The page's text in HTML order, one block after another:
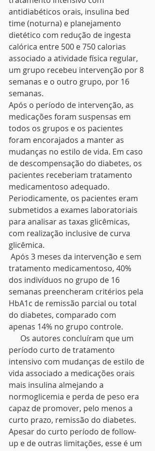
antidiabéticos orais, insulina bed
time (noturna) e planejamento
dietético com redução de ingesta
calórica entre 500 e 750 calorias
associado a atividade física regular,
um grupo recebeu intervenção por 8
semanas e o outro grupo, por 16
semanas.
Após o período de intervenção, as
medicações foram suspensas em
todos os grupos e os pacientes
foram encorajados a manter as
mudanças no estilo de vida. Em caso
de descompensação do diabetes, os
pacientes receberiam tratamento
medicamentoso adequado.
Periodicamente, os pacientes eram
submetidos a exames laboratoriais
para analisar as taxas glicêmicas,
com realização inclusive de curva
glicêmica.
tratamento medicamentoso, 40%
dos indivíduos no grupo de 16
semanas preencheram critérios pela
HbA1c de remissão parcial ou total
do diabetes, comparado com
apenas 14% no grupo controle.
período curto de tratamento
intensivo com mudanças de estilo de
vida associado a medicações orais
mais insulina almejando a
normoglicemia e perda de peso era
capaz de promover, pelo menos a
curto prazo, remissão do diabetes.
Apesar do curto período de follow-
up e de outras limitações, esse é um